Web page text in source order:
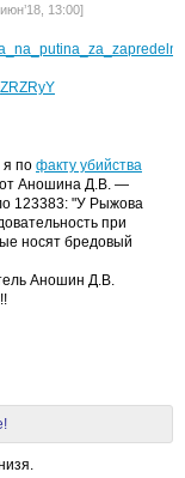
13:00]
я по факту убийства
Аношина Д.В. —
123383: "У Рыжова
при
носят бредовый
Аношин Д.В.